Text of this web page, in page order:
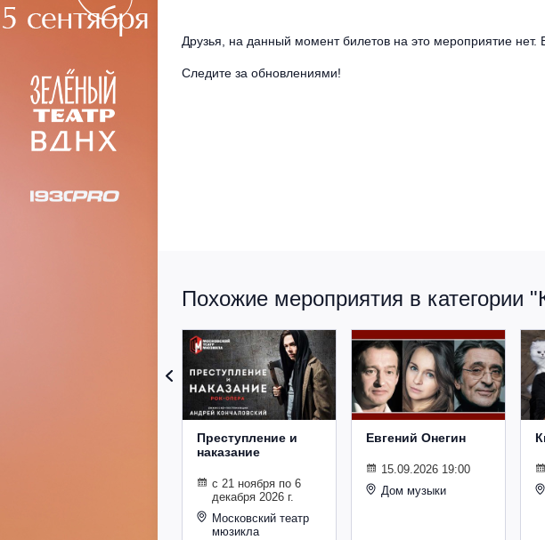
Друзья, на данный момент билетов на это мероприятие
Следите за обновлениями!
Похожие мероприятия в категории
Преступление и
наказание
с 21 ноября по 6
декабря 2026 г.
Московский театр
мюзикла
Евгений Онегин
15.09.2026 19:00
Дом музыки